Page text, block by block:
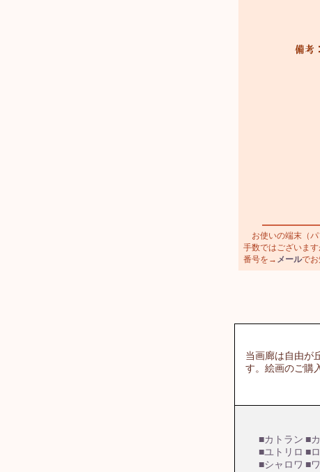
お使いの端末（パ
手数ではございま
番号を→ メールでお
当画廊は自由が
す。絵画のご購
■カトラン ■
■ユトリロ ■
■シャロワ ■